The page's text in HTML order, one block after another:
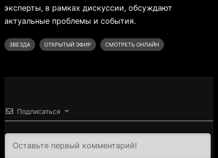
эксперты, в рамках дискуссии, обсуждают
актуальные проблемы и события.
ЗВЕЗДА ОТКРЫТЫЙ ЭФИР СМОТРЕТЬ ОНЛАЙН
Подписаться